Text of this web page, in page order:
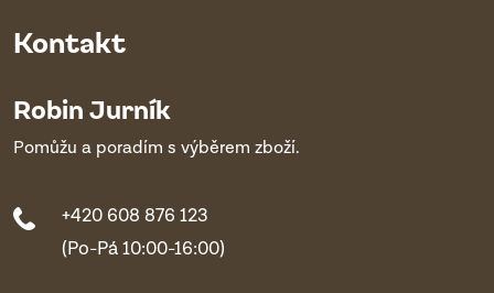
Kontakt
Robin Jurník
Pomůžu a poradím s výběrem zboží.
+420 608 876 123
(Po-Pá 10:00-16:00)